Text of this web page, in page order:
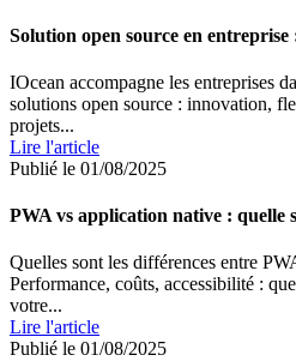
Solution open source en
IOcean accompagne les entreprises
solutions open source : innovation,
projets...
Lire l'article
Publié le 01/08/2025
PWA vs application native : quelle
Quelles sont les différences entre
Performance, coûts, accessibilité :
votre...
Lire l'article
Publié le 01/08/2025